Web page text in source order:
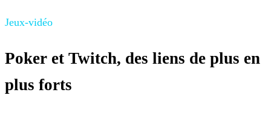
Jeux-vidéo
Poker et Twitch, des liens de plus en
plus forts